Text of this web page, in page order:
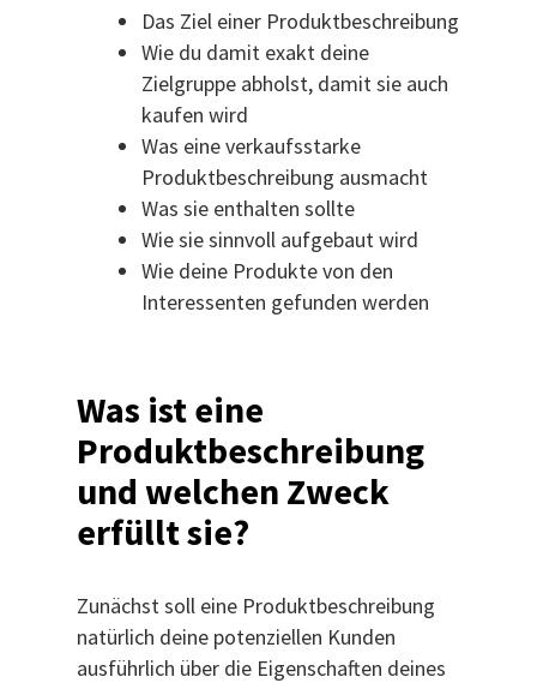
Das Ziel einer Produktbeschreibung
Wie du damit exakt deine
Zielgruppe abholst, damit sie auch
kaufen wird
Was eine verkaufsstarke
Produktbeschreibung ausmacht
Was sie enthalten sollte
Wie sie sinnvoll aufgebaut wird
Wie deine Produkte von den
Interessenten gefunden werden
Was ist eine
Produktbeschreibung
und welchen Zweck
erfüllt sie?
Zunächst soll eine Produktbeschreibung
natürlich deine potenziellen Kunden
ausführlich über die Eigenschaften deines